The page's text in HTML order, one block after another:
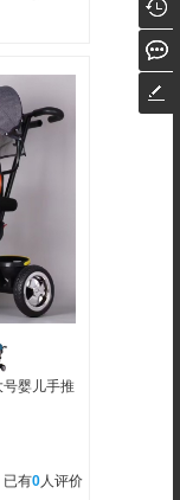
婴儿手推
已有0人评价